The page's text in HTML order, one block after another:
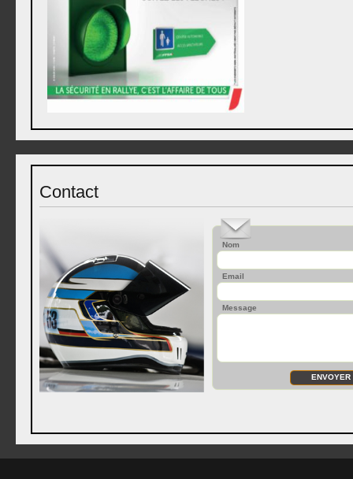
Contact
Nom
Email
Message
ENVOYER